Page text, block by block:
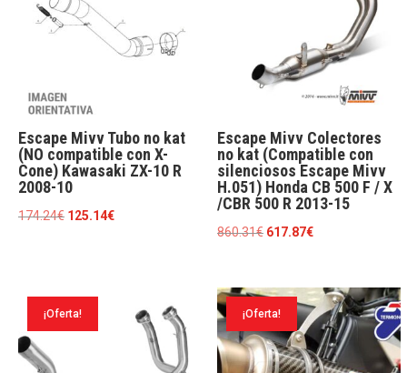
Escape Mivv Tubo no kat
(NO compatible con X-
Cone) Kawasaki ZX-10 R
2008-10
174.24€ El
174.24€.
125.14€El
125.14€.
Escape Mivv Colectores
no kat (Compatible con
silenciosos Escape Mivv
H.051) Honda CB 500 F / X
/CBR 500 R 2013-15
860.31€ El
860.31€.
617.87€El
es:
617.87€.
¡Oferta! ¡Oferta!